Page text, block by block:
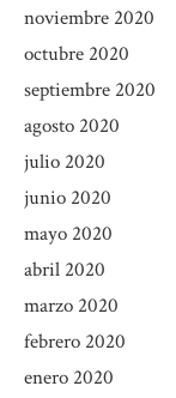
noviembre 2020
octubre 2020
septiembre 2020
agosto 2020
julio 2020
junio 2020
mayo 2020
abril 2020
marzo 2020
febrero 2020
enero 2020